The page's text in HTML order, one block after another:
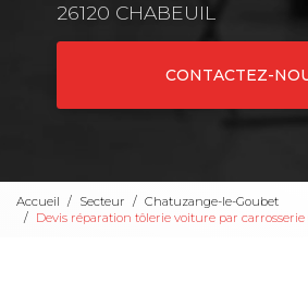
26120 CHABEUIL
CONTACTEZ-
Accueil Secteur
Chatuzange-le-Goubet
Devis réparation tôlerie voiture par